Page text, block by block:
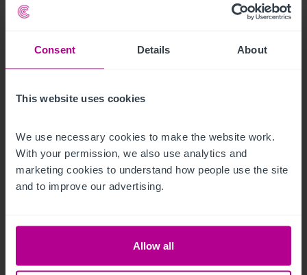
Consent Details About
This website uses cookies
We use necessary cookies to make the website work.
With your permission, we also use analytics and
marketing cookies to understand how people use the site
and to improve our advertising.
Allow all